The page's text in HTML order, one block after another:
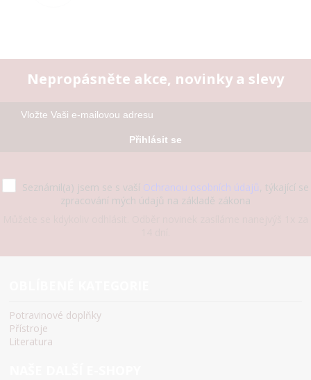
Nepropásněte akce, novinky a slevy
Přihlásit se
Seznámil(a) jsem se s vaší Ochranou osobních údajů, týkající se
zpracování mých údajů na základě zákona
Potravinové doplňky
Přístroje
Literatura